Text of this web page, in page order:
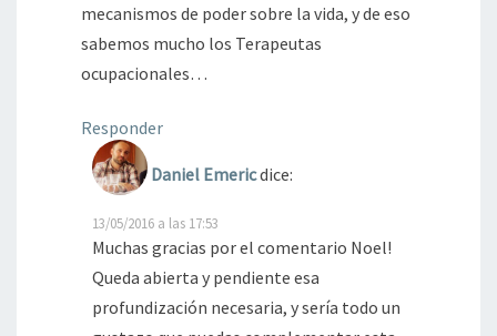
mecanismos de poder sobre la vida, y de eso
sabemos mucho los Terapeutas
ocupacionales…
Responder
Daniel Emericdice:
13/05/2016 a las 17:53
Muchas gracias por el comentario Noel!
Queda abierta y pendiente esa
profundización necesaria, y sería todo un